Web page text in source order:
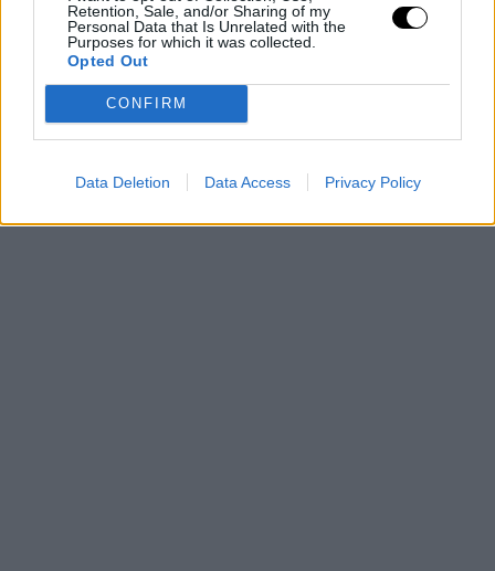
Retention, Sale, and/or Sharing of my
Personal Data that Is Unrelated with the
Purposes for which it was collected.
Opted Out
CONFIRM
Data Deletion Data Access Privacy Policy
los Nets y, sobre todo, aHansen Yang
, que puede
erigirse en la gran revolución de esta generación.